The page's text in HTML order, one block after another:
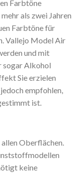
Farbtöne
als zwei Jahren
Farbtöne für
Vallejo Model Air
und mit
sogar Alkohol
Sie erzielen
empfohlen,
ist.
Oberflächen.
keine